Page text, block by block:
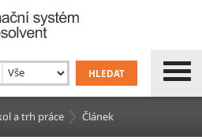
a trh práce Článek